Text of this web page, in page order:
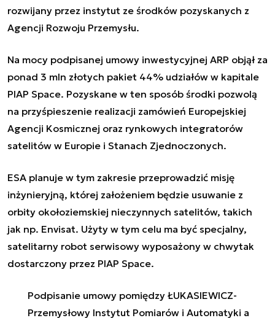
rozwijany przez instytut ze środków pozyskanych z
Agencji Rozwoju Przemysłu.
Na mocy podpisanej umowy inwestycyjnej ARP objął za
ponad 3 mln złotych pakiet 44% udziałów w kapitale
PIAP Space. Pozyskane w ten sposób środki pozwolą
na przyśpieszenie realizacji zamówień Europejskiej
Agencji Kosmicznej oraz rynkowych integratorów
satelitów w Europie i Stanach Zjednoczonych.
ESA planuje w tym zakresie przeprowadzić misję
inżynieryjną, której założeniem będzie usuwanie z
orbity okołoziemskiej nieczynnych satelitów, takich
jak np. Envisat. Użyty w tym celu ma być specjalny,
satelitarny robot serwisowy wyposażony w chwytak
dostarczony przez PIAP Space.
Podpisanie umowy pomiędzy ŁUKASIEWICZ-
Przemysłowy Instytut Pomiarów i Automatyki a